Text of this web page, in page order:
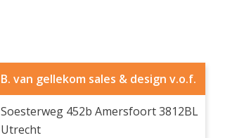
B. van gellekom sales & design v.o.f.
Soesterweg 452b Amersfoort 3812BL
Utrecht